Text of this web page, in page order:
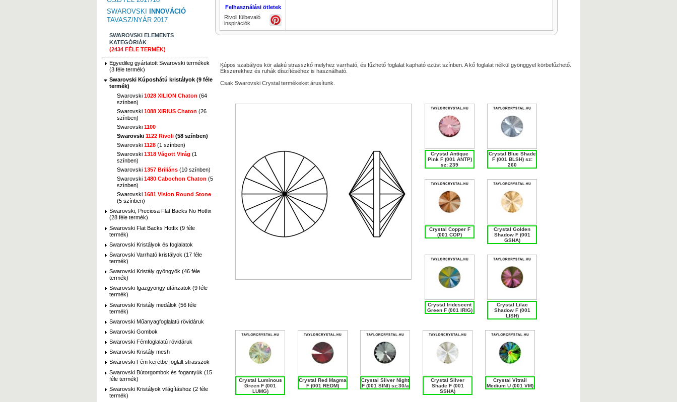
SWAROVSKI
INNOVÁCIÓ
TAVASZ/NYÁR 2017
SWAROVSKI ELEMENTS
KATEGÓRIÁK
(2434 FÉLE TERMÉK)
Egyedileg gyártatott Swarovski termékek
(3 féle termék)
Swarovski Kúposhátú kristályok (9 féle
termék)
Swarovski 1028 XILION Chaton (64
színben)
Swarovski 1088 XIRIUS Chaton (26
színben)
Swarovski 1100
Swarovski 1122 Rivoli (58 színben)
Swarovski 1128 (1 színben)
Swarovski 1318 Vágott Virág (1
színben)
Swarovski 1357 Briliáns (10 színben)
Swarovski 1480 Cabochon Chaton (5
színben)
Swarovski 1681 Vision Round Stone
(5 színben)
Swarovski, Preciosa Flat Backs No Hotfix
(28 féle termék)
Swarovski Flat Backs Hotfix (9 féle
termék)
Swarovski Kristályok és foglalatok
Swarovski Varrható kristályok (17 féle
termék)
Swarovski Kristály gyöngyök (46 féle
termék)
Swarovski Igazgyöngy utánzatok (9 féle
termék)
Swarovski Kristály medálok (56 féle
termék)
Swarovski Műanyagfoglalatú rövidáruk
Swarovski Gombok
Swarovski Fémfoglalatú rövidáruk
Swarovski Kristály mesh
Swarovski Fém keretbe foglalt strasszok
Swarovski Bútorgombok és fogantyúk (15
féle termék)
Swarovski Kristályok világításhoz (2 féle
termék)
Felhasználási ötletek
Rivoli fülbevaló
inspirációk
Kúpos szabályos kör alakú strasszkő melyhez varrható, és fűzhető foglalat kapható ezüst színben. A kő foglalat nélkül gyönggyel körbefűzhető.
Ékszerekhez és ruhák díszítéséhez is használható.
Csak Swarovski Crystal termékeket árusítunk.
Crystal Antique
Pink F (001 ANTP)
sz: 239
Crystal Blue Shade
F (001 BLSH) sz:
260
Crystal Copper F
(001 COP)
Crystal Golden
Shadow F (001
GSHA)
Crystal Iridescent
Green F (001 IRIG)
Crystal Lilac
Shadow F (001
LISH)
Crystal Luminous
Green F (001
LUMG)
Crystal Red Magma
F (001 REDM)
Crystal Silver Night
F (001 SINI) sz:30/a
Crystal Silver
Shade F (001
SSHA)
Crystal Vitrail
Medium U (001 VM)